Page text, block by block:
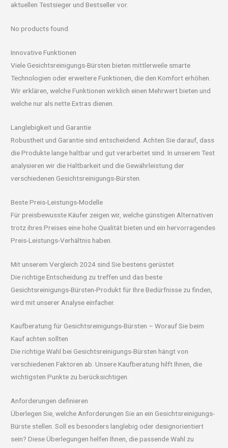
aktuellen Testsieger und Bestseller vor.
No products found.
Innovative Funktionen
Viele Gesichtsreinigungs-Bürsten bieten mittlerweile smarte
Technologien oder erweitere Funktionen, die den Komfort erhöhen.
Wir erklären, welche Funktionen wirklich einen Mehrwert bieten und
welche nur als nette Extras dienen.
Langlebigkeit und Garantie
Robustheit und Garantie sind entscheidend. Achten Sie darauf, dass
die Produkte lange haltbar und gut verarbeitet sind. In unserem Test
analysieren wir die Haltbarkeit und die Gewährleistung der
verschiedenen Gesichtsreinigungs-Bürsten.
Beste Preis-Leistungs-Modelle
Für preisbewusste Käufer zeigen wir, welche günstigen Alternativen
trotz ihres Preises eine hohe Qualität bieten und ein hervorragendes
Preis-Leistungs-Verhältnis haben.
Mit unserem Vergleich 2024 sind Sie bestens gerüstet
Die richtige Entscheidung zu treffen und das beste
Gesichtsreinigungs-Bürsten-Produkt für Ihre Bedürfnisse zu finden,
wird mit unserer Analyse einfacher.
Kaufberatung für Gesichtsreinigungs-Bürsten – Worauf Sie beim
Kauf achten sollten
Die richtige Wahl bei Gesichtsreinigungs-Bürsten hängt von
verschiedenen Faktoren ab. Unsere Kaufberatung hilft Ihnen, die
wichtigsten Punkte zu berücksichtigen.
Anforderungen definieren
Überlegen Sie, welche Anforderungen Sie an ein Gesichtsreinigungs-
Bürste stellen. Soll es besonders langlebig oder designorientiert
sein? Diese Überlegungen helfen Ihnen, die passende Wahl zu